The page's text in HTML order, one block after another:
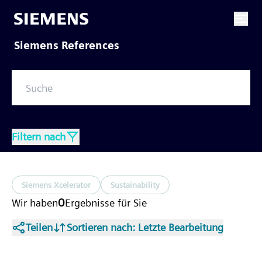
Siemens References
Filtern nach
Siemens Xcelerator Sustainability
Wir haben0Ergebnisse für Sie
Teilen
Sortieren nach: Letzte Bearbeitung